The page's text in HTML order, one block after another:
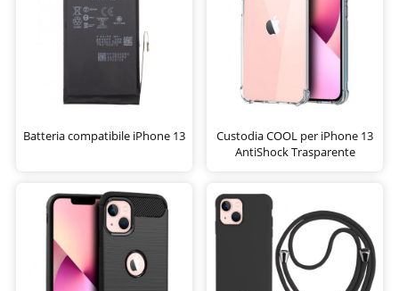
Batteria compatibile iPhone 13
Custodia COOL per iPhone 13
AntiShock Trasparente